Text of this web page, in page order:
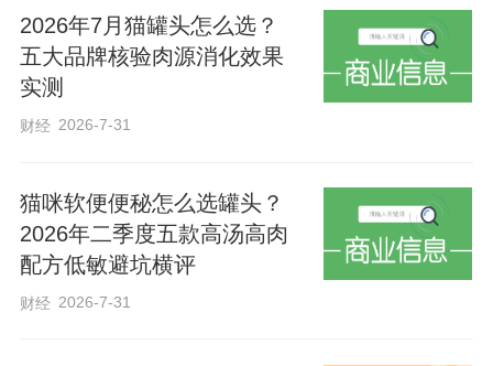
活动期间，公司聚焦客户对家庭风险管控
与保障配置的核心诉求，组织专业讲师团
队开展专题讲解。讲师结合不同家庭结构
的实际案例，深入剖析潜在风险，围绕家
障方案的配置思路，从基础保障到进阶规
划，层层递进地帮助客户建立科学保障认
知，引导大家树立“提前规划、主动防范”的
风险意识。讲解过程中，讲师还针对客户
2026年7月猫罐头怎么选？
五大品牌核验肉源消化效果
实测
财经 2026-7-31
猫咪软便便秘怎么选罐头？
2026年二季度五款高汤高肉
配方低敏避坑横评
财经 2026-7-31